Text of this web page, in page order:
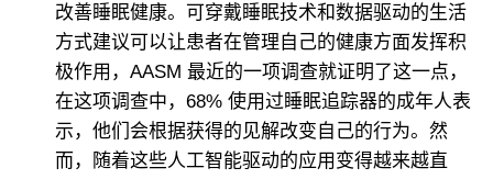
改善睡眠健康。可穿戴睡眠技术和数据驱动的生活
方式建议可以让患者在管理自己的健康方面发挥积
极作用，AASM 最近的一项调查就证明了这一点，
在这项调查中，68% 使用过睡眠追踪器的成年人表
示，他们会根据获得的见解改变自己的行为。然
而，随着这些人工智能驱动的应用变得越来越直